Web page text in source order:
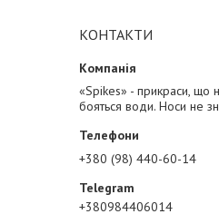
КОНТАКТИ
«Spikes» - прикраси, що
бояться води. Носи не
+380 (98) 440-60-14
+380984406014